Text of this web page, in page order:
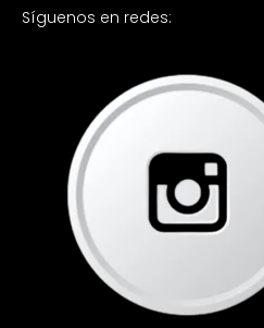
Síguenos en redes: